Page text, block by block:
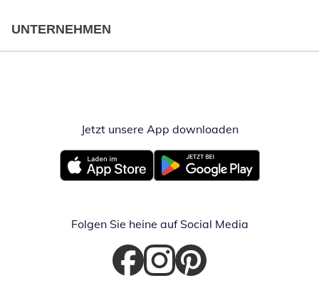
UNTERNEHMEN
Jetzt unsere App downloadenÖffnet in
Öffnet in neuem FensterÖffnet in neuem Fenster
Folgen Sie heine auf Social Media
Öffnet in neuem Fenster
Öffnet in neuem Fenster
Öffnet in neuem Fenster